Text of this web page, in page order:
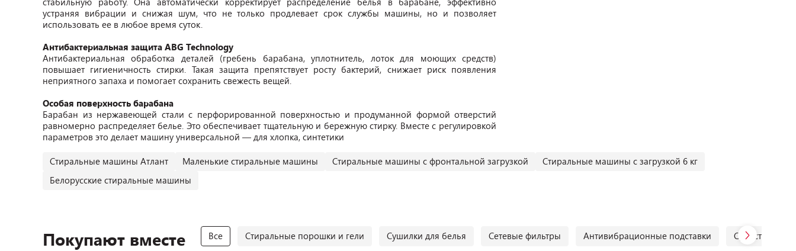
устраняя вибрации и снижая шум, что не только продлевает срок службы машины, но и позволяет
использовать ее в любое время суток.
Антибактериальная защита ABG Technology
Антибактериальная обработка деталей (гребень барабана, уплотнитель, лоток для моющих средств)
повышает гигиеничность стирки. Такая защита препятствует росту бактерий, снижает риск появления
неприятного запаха и помогает сохранить свежесть вещей.
Особая поверхность барабана
Барабан из нержавеющей стали с перфорированной поверхностью и продуманной формой отверстий
равномерно распределяет белье. Это обеспечивает тщательную и бережную стирку. Вместе с регулировкой
параметров это делает машину универсальной — для хлопка, синтетики
Стиральные машины Атлант Маленькие стиральные машины Стиральные машины с фронтальной загрузкой
Стиральные машины с загрузкой 6 кг
Белорусские стиральные машины
Покупают вместе Все Стиральные порошки и гели Сушилки для белья Сетевые фильтры Антивибрационные подставки Средства для